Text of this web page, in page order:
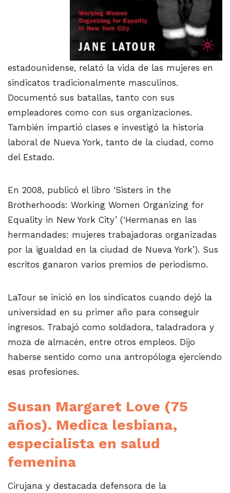
estadounidense, relató la vida de las mujeres en
sindicatos tradicionalmente masculinos.
Documentó sus batallas, tanto con sus
empleadores como con sus organizaciones.
También impartió clases e investigó la historia
laboral de Nueva York, tanto de la ciudad, como
del Estado.
En 2008, publicó el libro ‘Sisters in the
Brotherhoods: Working Women Organizing for
Equality in New York City’ (‘Hermanas en las
hermandades: mujeres trabajadoras organizadas
por la igualdad en la ciudad de Nueva York’). Sus
escritos ganaron varios premios de periodismo.
LaTour se inició en los sindicatos cuando dejó la
universidad en su primer año para conseguir
ingresos. Trabajó como soldadora, taladradora y
moza de almacén, entre otros empleos. Dijo
haberse sentido como una antropóloga ejerciendo
esas profesiones.
Susan Margaret Love (75
años). Medica lesbiana,
especialista en salud
femenina
Cirujana y destacada defensora de la